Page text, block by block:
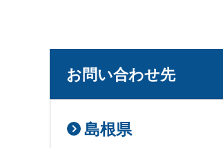
お問い合わせ先
島根県